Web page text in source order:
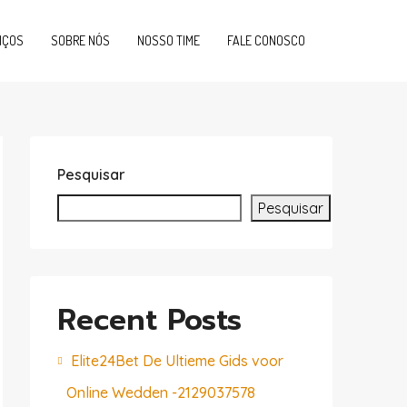
SOBRE NÓS NOSSO TIME FALE CONOSCO
Pesquisar
Pesquisar
Recent Posts
Elite24Bet De Ultieme Gids voor
Online Wedden -2129037578